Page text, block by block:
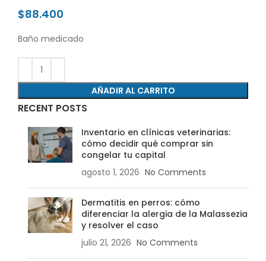
$88.400
Baño medicado
AÑADIR AL CARRITO
RECENT POSTS
Inventario en clínicas veterinarias:
cómo decidir qué comprar sin
congelar tu capital
agosto 1, 2026 No Comments
Dermatitis en perros: cómo
diferenciar la alergia de la Malassezia
y resolver el caso
julio 21, 2026 No Comments